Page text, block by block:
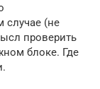
случае (не
проверить
блоке. Где